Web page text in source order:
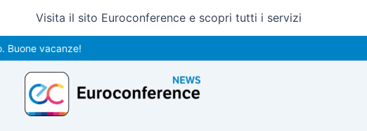
contenuto
Visita il sito Euroconference e scopri tutti i servizi
vacanze!